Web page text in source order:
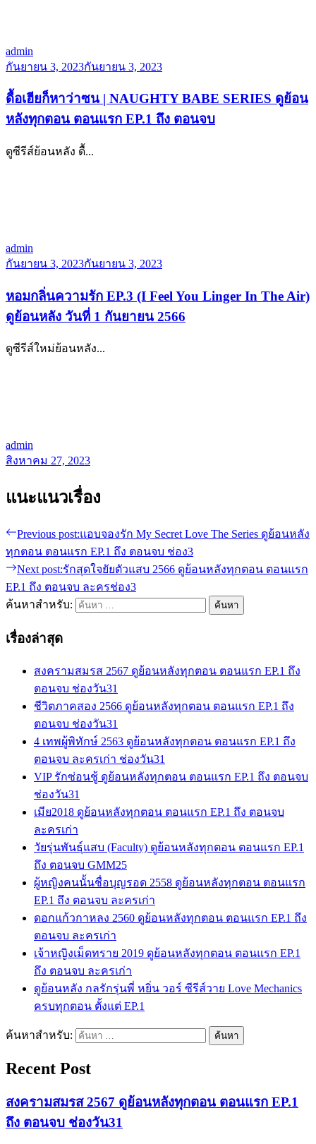
admin
กันยายน 3, 2023กันยายน 3, 2023
ดื้อเฮียก็หาว่าซน | NAUGHTY BABE SERIES ดูย้อน
หลังทุกตอน ตอนแรก EP.1 ถึง ตอนจบ
ดูซีรีส์ย้อนหลัง ดื้...
admin
กันยายน 3, 2023กันยายน 3, 2023
หอมกลิ่นความรัก EP.3 (I Feel You Linger In The Air)
ดูย้อนหลัง วันที่ 1 กันยายน 2566
ดูซีรีส์ใหม่ย้อนหลัง...
admin
สิงหาคม 27, 2023
แนะแนวเรื่อง
Previous post:แอบจองรัก My Secret Love The Series ดูย้อนหลัง
ทุกตอน ตอนแรก EP.1 ถึง ตอนจบ ช่อง3
Next post:รักสุดใจยัยตัวแสบ 2566 ดูย้อนหลังทุกตอน ตอนแรก
EP.1 ถึง ตอนจบ ละครช่อง3
ค้นหาสำหรับ:
เรื่องล่าสุด
สงครามสมรส 2567 ดูย้อนหลังทุกตอน ตอนแรก EP.1 ถึง
ตอนจบ ช่องวัน31
ชีวิตภาคสอง 2566 ดูย้อนหลังทุกตอน ตอนแรก EP.1 ถึง
ตอนจบ ช่องวัน31
4 เทพผู้พิทักษ์ 2563 ดูย้อนหลังทุกตอน ตอนแรก EP.1 ถึง
ตอนจบ ละครเก่า ช่องวัน31
VIP รักซ่อนชู้ ดูย้อนหลังทุกตอน ตอนแรก EP.1 ถึง ตอนจบ
ช่องวัน31
เมีย2018 ดูย้อนหลังทุกตอน ตอนแรก EP.1 ถึง ตอนจบ
ละครเก่า
วัยรุ่นพันธุ์แสบ (Faculty) ดูย้อนหลังทุกตอน ตอนแรก EP.1
ถึง ตอนจบ GMM25
ผู้หญิงคนนั้นชื่อบุญรอด 2558 ดูย้อนหลังทุกตอน ตอนแรก
EP.1 ถึง ตอนจบ ละครเก่า
ดอกแก้วกาหลง 2560 ดูย้อนหลังทุกตอน ตอนแรก EP.1 ถึง
ตอนจบ ละครเก่า
เจ้าหญิงเม็ดทราย 2019 ดูย้อนหลังทุกตอน ตอนแรก EP.1
ถึง ตอนจบ ละครเก่า
ดูย้อนหลัง กลรักรุ่นพี่ หยิ่น วอร์ ซีรีส์วาย Love Mechanics
ครบทุกตอน ตั้งแต่ EP.1
ค้นหาสำหรับ:
Recent Post
สงครามสมรส 2567 ดูย้อนหลังทุกตอน ตอนแรก EP.1
ถึง ตอนจบ ช่องวัน31